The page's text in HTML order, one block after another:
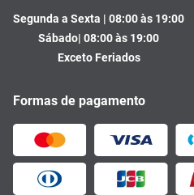
Segunda a Sexta | 08:00 às 19:00
Sábado| 08:00 às 19:00
Exceto Feriados
Formas de pagamento